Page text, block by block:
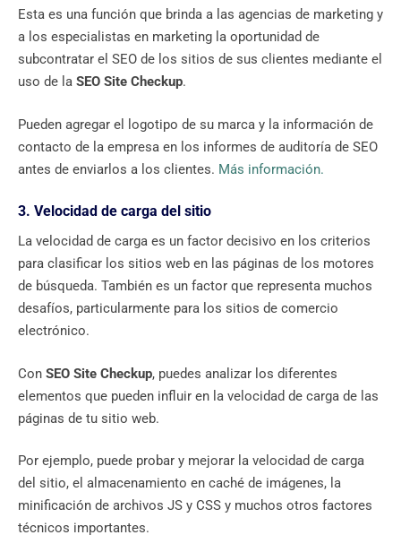
Esta es una función que brinda a las agencias de marketing y
a los especialistas en marketing la oportunidad de
subcontratar el SEO de los sitios de sus clientes mediante el
uso de la SEO Site Checkup.
Pueden agregar el logotipo de su marca y la información de
contacto de la empresa en los informes de auditoría de SEO
antes de enviarlos a los clientes. Más información.
3. Velocidad de carga del sitio
La velocidad de carga es un factor decisivo en los criterios
para clasificar los sitios web en las páginas de los motores
de búsqueda. También es un factor que representa muchos
desafíos, particularmente para los sitios de comercio
electrónico.
Con SEO Site Checkup, puedes analizar los diferentes
elementos que pueden influir en la velocidad de carga de las
páginas de tu sitio web.
Por ejemplo, puede probar y mejorar la velocidad de carga
del sitio, el almacenamiento en caché de imágenes, la
minificación de archivos JS y CSS y muchos otros factores
técnicos importantes.